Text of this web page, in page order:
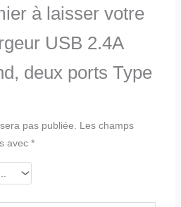
à laisser votre
USB 2.4A
deux ports Type
pas publiée.
Les champs
avec *